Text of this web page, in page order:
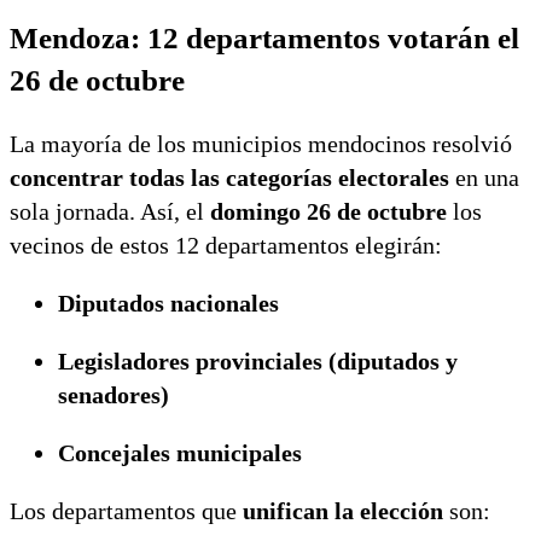
Mendoza: 12 departamentos votarán el
26 de octubre
La mayoría de los municipios mendocinos resolvió
concentrar todas las categorías electorales en una
sola jornada. Así, el domingo 26 de octubre los
vecinos de estos 12 departamentos elegirán:
Diputados nacionales
Legisladores provinciales (diputados y
senadores)
Concejales municipales
Los departamentos que unifican la elección son: